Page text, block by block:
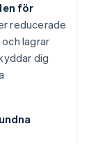
för
reducerade
lagrar
dig